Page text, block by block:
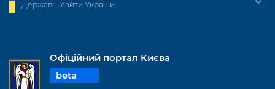
Підприємства, установи, організації
Річні звіти
Гендерна політика
Портал послуг
Уряд» – місцевий рівень»
Про відкриті дані
Публічні дашборди
Державні сайти України
Офіційний портал Києва
beta